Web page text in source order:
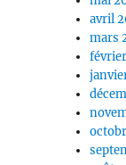
avril
mars